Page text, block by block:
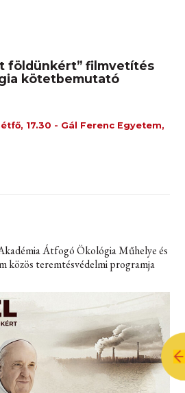
földünkért” filmvetítés
kötetbemutató
17.30 - Gál Ferenc Egyetem,
Átfogó Ökológia Műhelye és
közös teremtésvédelmi programja